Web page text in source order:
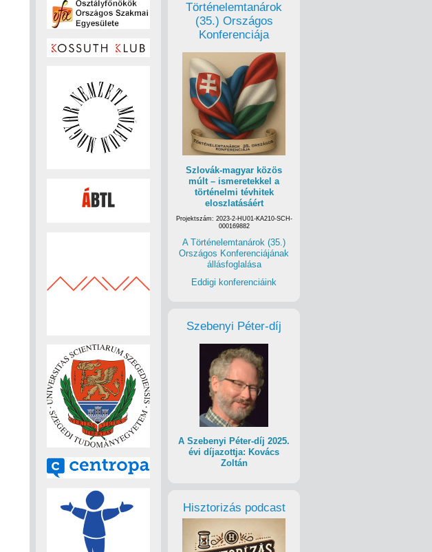
Történelemtanárok
(35.) Országos
Konferenciája
Szlovák-magyar közös
múlt – ismeretekkel a
történelmi tévhitek
eloszlatásáért
Projektszám: 2023-2-HU01-KA210-SCH-
000169882
A Történelemtanárok (35.)
Országos Konferenciájának
állásfoglalása
Eddigi konferenciáink
Szebenyi Péter-díj
A Szebenyi Péter-díj 2025.
évi díjazottja: Kovács
Zoltán
Hisztorizás podcast